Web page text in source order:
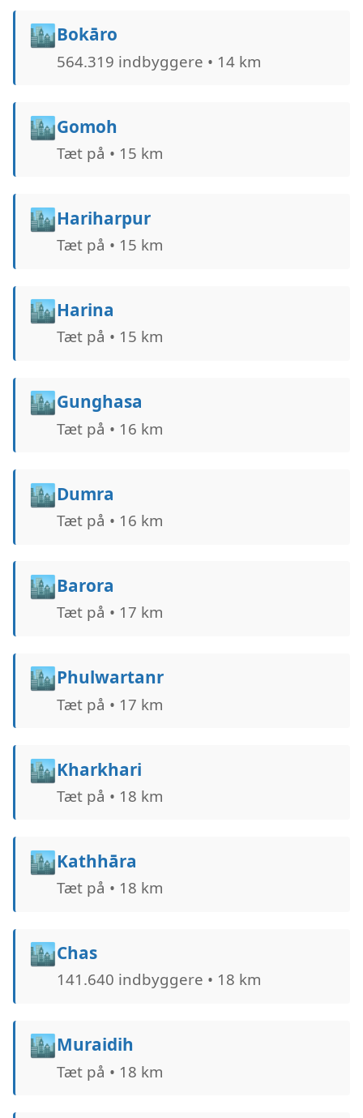
🏙️Bokāro
564.319 indbyggere • 14 km
🏙️Gomoh
Tæt på • 15 km
🏙️Hariharpur
Tæt på • 15 km
🏙️Harina
Tæt på • 15 km
🏙️Gunghasa
Tæt på • 16 km
🏙️Dumra
Tæt på • 16 km
🏙️Barora
Tæt på • 17 km
🏙️Phulwartanr
Tæt på • 17 km
🏙️Kharkhari
Tæt på • 18 km
🏙️Kathhāra
Tæt på • 18 km
🏙️Chas
141.640 indbyggere • 18 km
🏙️Muraidih
Tæt på • 18 km